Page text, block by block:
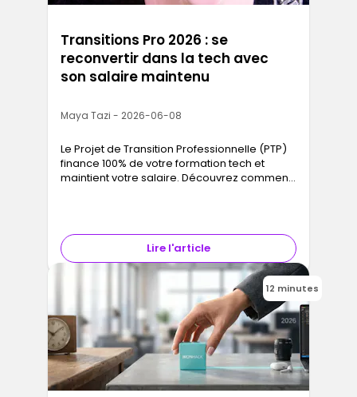
Transitions Pro 2026 : se
reconvertir dans la tech avec
son salaire maintenu
Maya Tazi - 2026-06-08
Le Projet de Transition Professionnelle (PTP)
finance 100% de votre formation tech et
maintient votre salaire. Découvrez comment
Lire l'article
12 minutes